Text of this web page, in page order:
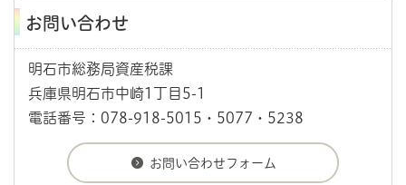
お問い合わせ
明石市総務局資産税課
兵庫県明石市中崎1丁目5-1
電話番号：078-918-5015・5077・5238